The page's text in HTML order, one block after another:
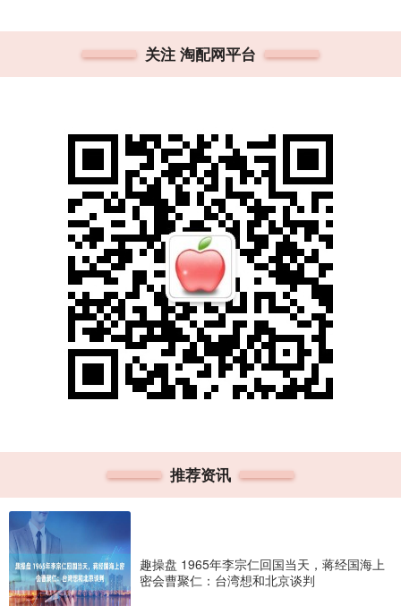
关注 淘配网平台
推荐资讯
趣操盘 1965年李宗仁回国当天，蒋经国海上
密会曹聚仁：台湾想和北京谈判